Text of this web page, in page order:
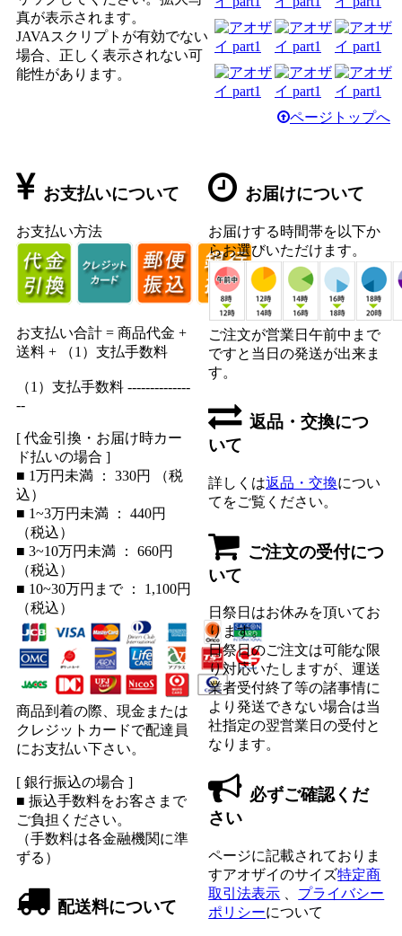
真が表示されます。
JAVAスクリプトが有効でない
場合、正しく表示されない可
能性があります。
ページトップへ
お支払いについて
お支払い方法
お支払い合計 = 商品代金 +
送料 + （1）支払手数料
（1）支払手数料 --------------
--
[ 代金引換・お届け時カー
ド払いの場合 ]
■ 1万円未満 ： 330円 （税
込）
■ 1~3万円未満 ： 440円
（税込）
■ 3~10万円未満 ： 660円
（税込）
■ 10~30万円まで ： 1,100円
（税込）
商品到着の際、現金または
クレジットカードで配達員
にお支払い下さい。
[ 銀行振込の場合 ]
■ 振込手数料をお客さまで
ご負担ください。
（手数料は各金融機関に準
ずる）
配送料について
お届けについて
お届けする時間帯を以下か
らお選びいただけます。
ご注文が営業日午前中まで
ですと当日の発送が出来ま
す。
返品・交換につ
いて
詳しくは返品・交換につい
てをご覧ください。
ご注文の受付につ
いて
日祭日はお休みを頂いてお
ります。
日祭日のご注文は可能な限
り対応いたしますが、運送
業者受付終了等の諸事情に
より発送できない場合は当
社指定の翌営業日の受付と
なります。
必ずご確認くだ
さい
ページに記載されておりま
すアオザイのサイズ特定商
取引法表示
プライバシー
ポリシーについて